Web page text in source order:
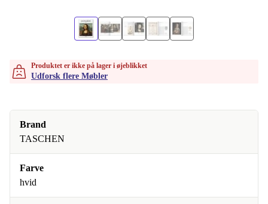
Produktet er ikke på lager i øjeblikket
Udforsk flere Møbler
Brand
TASCHEN
Farve
hvid